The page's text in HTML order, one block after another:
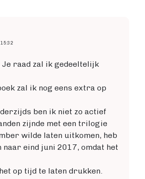
15:32
Je raad zal ik gedeeltelijk
zal ik nog eens extra op
ben ik niet zo actief
zijnde met een trilogie
wilde laten uitkomen, heb
naar eind juni 2017, omdat het
op tijd te laten drukken.